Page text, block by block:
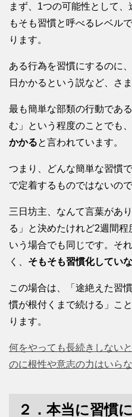
まず、1つの可能性として
もそも習慣と呼べるレベル
ります。
ある行為を習慣にするのに
日かかるという説など、さ
最も簡単な部類の行動であ
む」という程度のことでも
かかると言われています。
つまり、どんな簡単な習慣
で定着するものではないので
三日坊主、なんて言葉があ
る」と決めたけれど2週間
いう場合でも同じです。そ
く、 そもそも習慣化してい
この場合は、「途絶えた習
慣が根付くまで続ける」こ
ります。
何をやっても長続きしない
のに根性や意志の力はいら
２．本当に習慣